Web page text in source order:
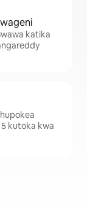
katika
kutoka kwa